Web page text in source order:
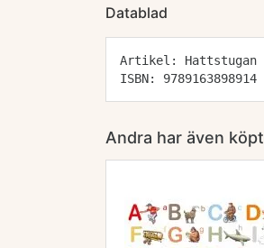
Datablad
Artikel: Hattstugan
ISBN: 9789163898914
Andra har även köpt